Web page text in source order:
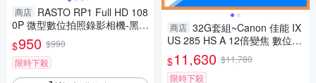
商店 RASTO RP1 Full HD 108
0P 微型數位拍照錄影相機-黑/
咖
$950 $990
限時下殺
商店 32G套組~Canon 佳能 IX
US 285 HS A 12倍變焦 數位相
機(285HS,公司貨)
$11,630 $11,780
限時下殺